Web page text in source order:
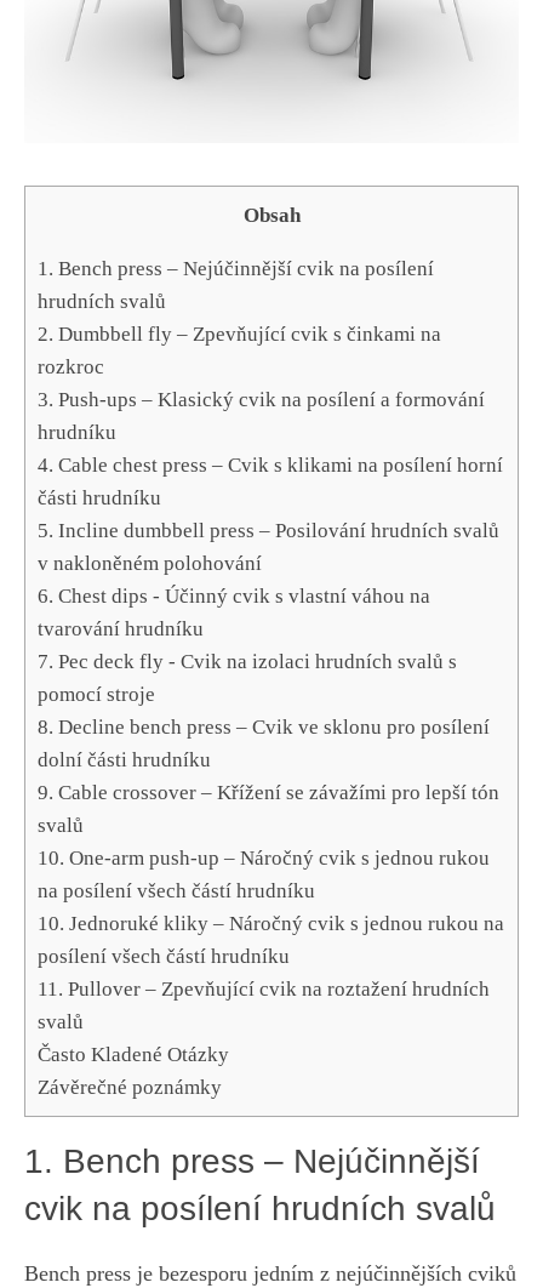
Obsah
1. ⁣Bench press – Nejúčinnější cvik na⁤ posílení
hrudních ​svalů
2. ⁣Dumbbell fly – Zpevňující cvik s činkami na
rozkroc
3. ⁤Push-ups – Klasický cvik na posílení a formování⁢
hrudníku
4. ⁤Cable chest ‌press – Cvik s​ klikami na posílení‌ horní⁢
části ‍hrudníku
5.‌ Incline dumbbell press​ – Posilování hrudních svalů
v nakloněném‍ polohování
6. Chest dips -‍ Účinný cvik⁣ s vlastní váhou na
tvarování hrudníku
7. Pec deck‌ fly -⁢ Cvik na izolaci‍ hrudních svalů⁤ s‍
pomocí stroje
8. Decline bench press – ‌Cvik ve ​sklonu pro posílení
dolní části hrudníku
9. ⁤Cable crossover – Křížení se závažími pro lepší tón
svalů
10. One-arm push-up – ​Náročný cvik ⁣s jednou rukou
na posílení všech částí hrudníku
10. Jednoruké kliky – Náročný cvik s jednou rukou na
posílení všech částí hrudníku
11. Pullover – Zpevňující cvik ​na‌ roztažení ⁢hrudních⁢
svalů
Často Kladené Otázky
Závěrečné ⁣poznámky
1. ⁣Bench press – Nejúčinnější
cvik na⁤ posílení hrudních ​svalů
Bench press je bezesporu jedním z nejúčinnějších‌ cviků